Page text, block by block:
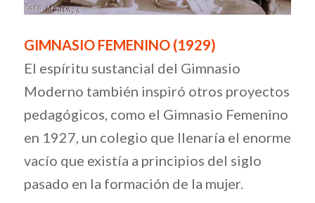
GIMNASIO FEMENINO (1929)
El espíritu sustancial del Gimnasio
Moderno también inspiró otros proyectos
pedagógicos, como el Gimnasio Femenino
en 1927, un colegio que llenaría el enorme
vacío que existía a principios del siglo
pasado en la formación de la mujer.